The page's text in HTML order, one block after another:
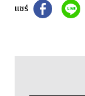
แชร์